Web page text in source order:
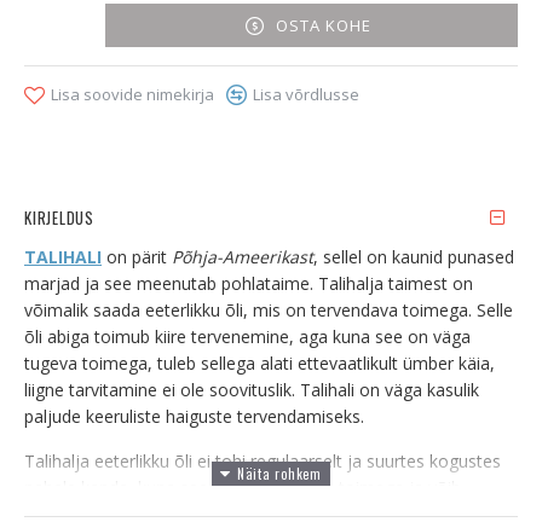
OSTA KOHE
Lisa soovide nimekirja Lisa võrdlusse
KIRJELDUS
TALIHALI on pärit Põhja-Ameerikast, sellel on kaunid punased
marjad ja see meenutab pohlataime. Talihalja taimest on
võimalik saada eeterlikku õli, mis on tervendava toimega. Selle
õli abiga toimub kiire tervenemine, aga kuna see on väga
tugeva toimega, tuleb sellega alati ettevaatlikult ümber käia,
liigne tarvitamine ei ole soovituslik. Talihali on väga kasulik
paljude keeruliste haiguste tervendamiseks.
Talihalja eeterlikku õli ei tohi regulaarselt ja suurtes kogustes
nahale kanda, kuna see on väga tugeva toimega ja võib
toksiliselt mõjuda, kui seda liigtarbida. Seda on lubatud